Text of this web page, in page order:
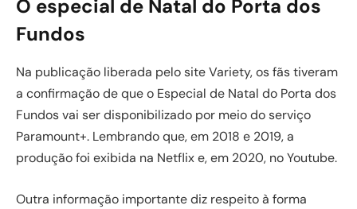
O especial de Natal do Porta dos
Fundos
Na publicação liberada pelo site Variety, os fãs tiveram
a confirmação de que o Especial de Natal do Porta dos
Fundos vai ser disponibilizado por meio do serviço
Paramount+. Lembrando que, em 2018 e 2019, a
produção foi exibida na Netflix e, em 2020, no Youtube.
Outra informação importante diz respeito à forma